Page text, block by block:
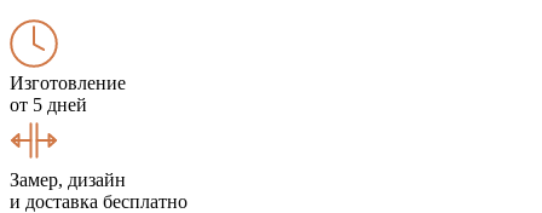
Изготовление
от 5 дней
Замер, дизайн
и доставка бесплатно